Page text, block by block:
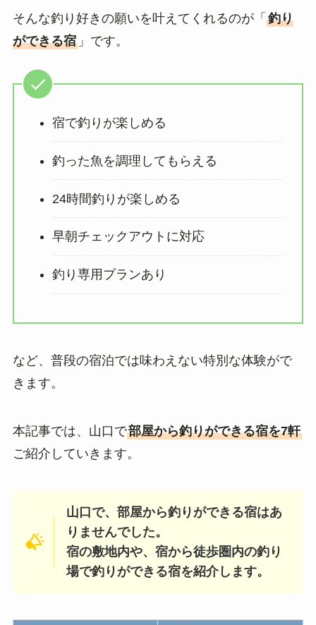
そんな釣り好きの願いを叶えてくれるのが「 釣り
ができる宿」です。
宿で釣りが楽しめる
釣った魚を調理してもらえる
24時間釣りが楽しめる
早朝チェックアウトに対応
釣り専用プランあり
など、普段の宿泊では味わえない特別な体験がで
きます。
本記事では、山口で部屋から釣りができる宿を7軒
ご紹介していきます。
山口で、部屋から釣りができる宿はあ
りませんでした。
宿の敷地内や、宿から徒歩圏内の釣り
場で釣りができる宿を紹介します。